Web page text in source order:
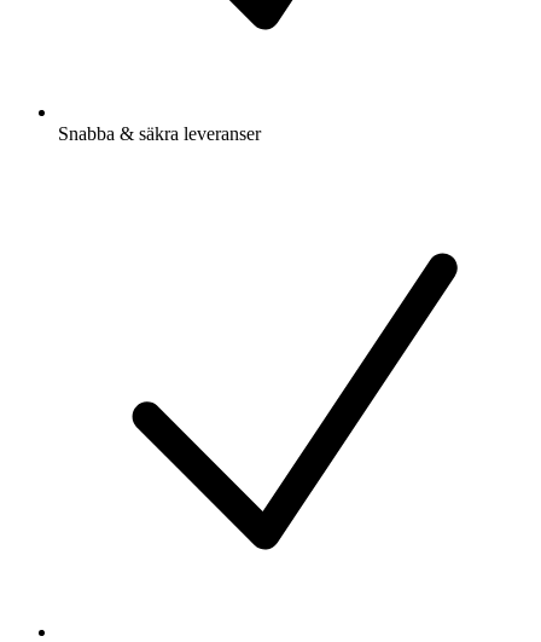
Snabba & säkra leveranser